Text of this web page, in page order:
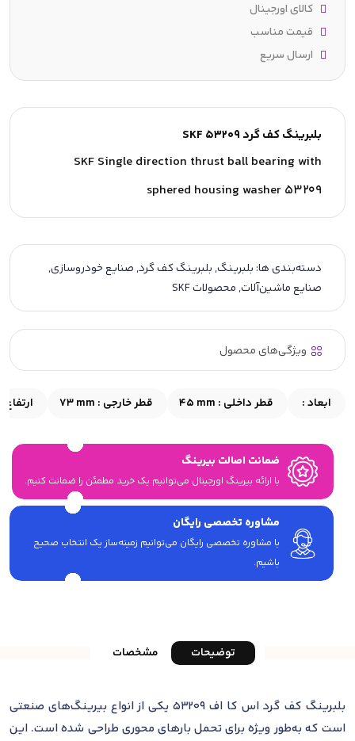
بلبرینگ کف گرد SKF 53209
SKF Single direction thrust ball bearing with
sphered housing washer 53209
دسته‌بندی ها: بلبرینگ,بلبرینگ کف گرد,صنایع خودروسازی,
صنایع ماشین‌آلات,محصولات SKF
ویژگی‌های محصول
ابعاد : قطر داخلی : 45 mm قطر خارجی : 73 mm
ضمانت اصالت بیرینگ
با ارائه بیرینگ اورجینال می‎‌توانیم یک خرید مطمئن را ضمانت کنیم.
مشاوره تخصصی رایگان
با مشاوره تخصصی رایگان می‌توانیم زمینه‌ساز یک انتخاب صحیح
باشیم.
کالای اورجینال
قیمت مناسب
ارسال سریع
توضیحات مشخصات
بلبرینگ کف گرد اس کا اف 53209 یکی از انواع بیرینگ‌های صنعتی
است که به‌طور ویژه برای تحمل بارهای محوری طراحی شده است. این